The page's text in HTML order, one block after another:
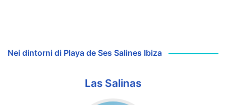
Nei dintorni di Playa de Ses Salines Ibiza
Las Salinas